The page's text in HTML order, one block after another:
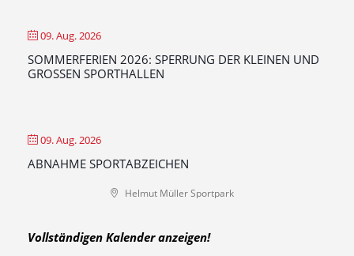
09. Aug. 2026
SOMMERFERIEN 2026: SPERRUNG DER KLEINEN UND
GROSSEN SPORTHALLEN
09. Aug. 2026
ABNAHME SPORTABZEICHEN
Helmut Müller Sportpark
Vollständigen Kalender anzeigen!